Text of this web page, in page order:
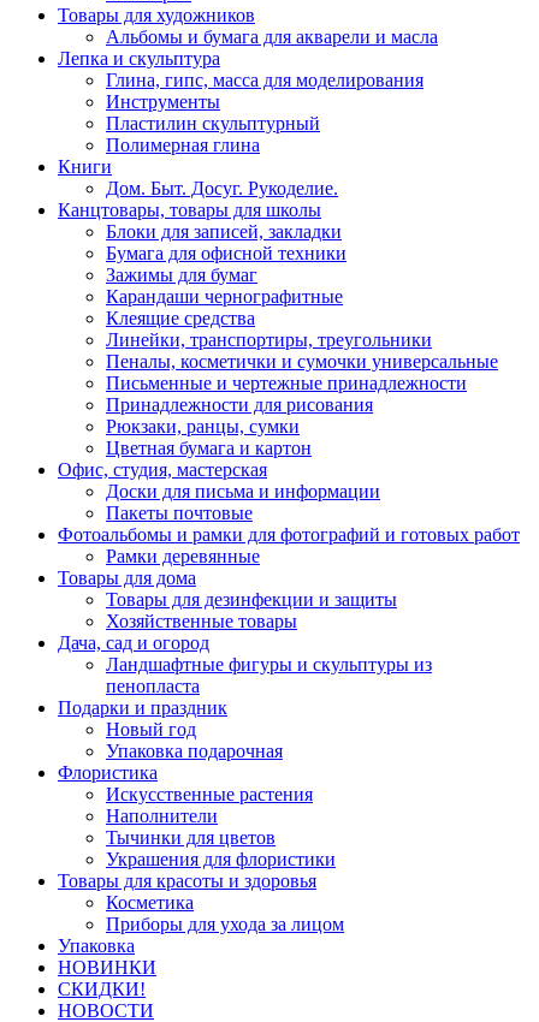
Товары для художников
Альбомы и бумага для акварели и масла
Лепка и скульптура
Глина, гипс, масса для моделирования
Инструменты
Пластилин скульптурный
Полимерная глина
Книги
Дом. Быт. Досуг. Рукоделие.
Канцтовары, товары для школы
Блоки для записей, закладки
Бумага для офисной техники
Зажимы для бумаг
Карандаши чернографитные
Клеящие средства
Линейки, транспортиры, треугольники
Пеналы, косметички и сумочки универсальные
Письменные и чертежные принадлежности
Принадлежности для рисования
Рюкзаки, ранцы, сумки
Цветная бумага и картон
Офис, студия, мастерская
Доски для письма и информации
Пакеты почтовые
Фотоальбомы и рамки для фотографий и готовых работ
Рамки деревянные
Товары для дома
Товары для дезинфекции и защиты
Хозяйственные товары
Дача, сад и огород
Ландшафтные фигуры и скульптуры из
пенопласта
Подарки и праздник
Новый год
Упаковка подарочная
Флористика
Искусственные растения
Наполнители
Тычинки для цветов
Украшения для флористики
Товары для красоты и здоровья
Косметика
Приборы для ухода за лицом
Упаковка
НОВИНКИ
СКИДКИ!
НОВОСТИ